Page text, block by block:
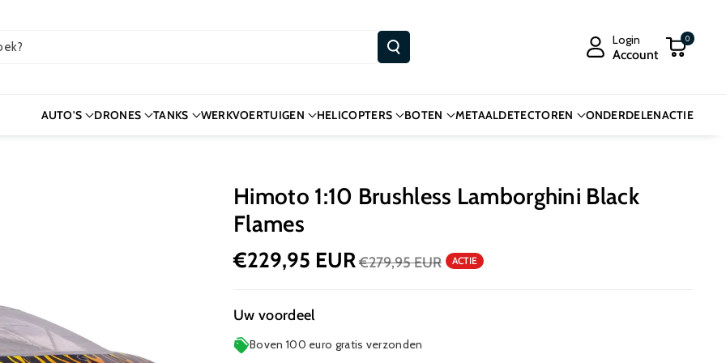
Login
Account
0
AUTO'S DRONES TANKS WERKVOERTUIGEN HELICOPTERS BOTEN METAALDETECTOREN ONDERDELENACTIE
Himoto 1:10 Brushless Lamborghini Black
Flames
€229,95 EUR€279,95 EUR ACTIE
Uw voordeel
Boven 100 euro gratis verzonden